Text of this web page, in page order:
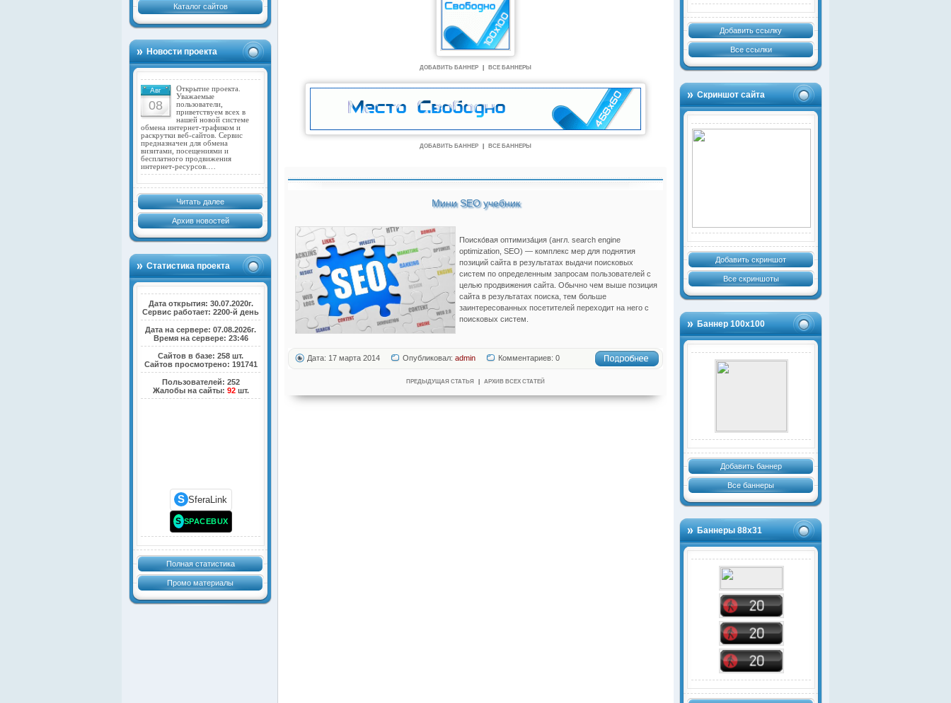
Каталог сайтов
Новости проекта
Авг
08
Открытие проекта.
Уважаемые
пользователи,
приветствуем всех в
нашей новой системе
обмена интернет-трафиком и
раскрутки веб-сайтов. Сервис
предназначен для обмена
визитами, посещениями и
бесплатного продвижения
интернет-ресурсов.…
Читать далее
Архив новостей
Статистика проекта
Дата открытия: 30.07.2020г.
Сервис работает: 2200-й день
Дата на сервере: 07.08.2026г.
Время на сервере: 23:46
Сайтов в базе: 258 шт.
Сайтов просмотрено: 191741
Пользователей: 252
Жалобы на сайты: 92шт.
S SferaLink
S SPACEBUX
Полная статистика
Промо материалы
Добавить ссылку
Все ссылки
Скриншот сайта
Добавить скриншот
Все скриншоты
Баннер 100х100
Добавить баннер
Все баннеры
Баннеры 88х31
ДОБАВИТЬ БАННЕР ВСЕ БАННЕРЫ
ДОБАВИТЬ БАННЕР ВСЕ БАННЕРЫ
Мини SEO учебник
Поиско́вая оптимиза́ция (англ. search engine
optimization, SEO) — комплекс мер для поднятия
позиций сайта в результатах выдачи поисковых
систем по определенным запросам пользователей с
целью продвижения сайта. Обычно чем выше позиция
сайта в результатах поиска, тем больше
заинтересованных посетителей переходит на него с
поисковых систем.
Дата: 17 марта 2014 Опубликовал: admin Комментариев: 0
ПРЕДЫДУЩАЯ СТАТЬЯ АРХИВ ВСЕХ СТАТЕЙ